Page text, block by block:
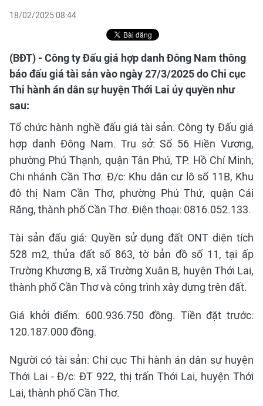
18/02/2025 08:44
(BĐT) - Công ty Đấu giá hợp danh Đông Nam thông
báo đấu giá tài sản vào ngày 27/3/2025 do Chi cục
Thi hành án dân sự huyện Thới Lai ủy quyền như
sau:
Tổ chức hành nghề đấu giá tài sản: Công ty Đấu giá
hợp danh Đông Nam. Trụ sở: Số 56 Hiền Vương,
phường Phú Thạnh, quận Tân Phú, TP. Hồ Chí Minh;
Chi nhánh Cần Thơ. Đ/c: Khu dân cư lô số 11B, Khu
đô thị Nam Cần Thơ, phường Phú Thứ, quận Cái
Răng, thành phố Cần Thơ. Điện thoại: 0816.052.133.
Tài sản đấu giá: Quyền sử dụng đất ONT diện tích
528 m2, thửa đất số 863, tờ bản đồ số 11, tại ấp
Trường Khương B, xã Trường Xuân B, huyện Thới Lai,
thành phố Cần Thơ và công trình xây dựng trên đất.
Giá khởi điểm: 600.936.750 đồng. Tiền đặt trước:
120.187.000 đồng.
Người có tài sản: Chi cục Thi hành án dân sự huyện
Thới Lai - Đ/c: ĐT 922, thị trấn Thới Lai, huyện Thới
Lai, thành phố Cần Thơ.